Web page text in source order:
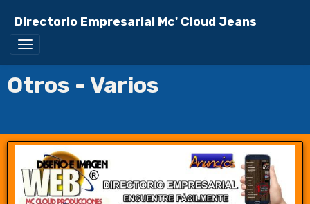
Directorio Empresarial Mc' Cloud Jeans
Otros - Varios